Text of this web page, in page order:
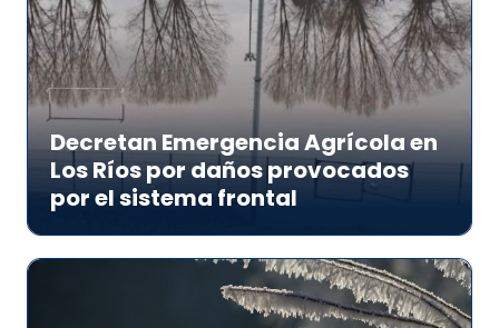
Decretan Emergencia Agrícola en
Los Ríos por daños provocados
por el sistema frontal